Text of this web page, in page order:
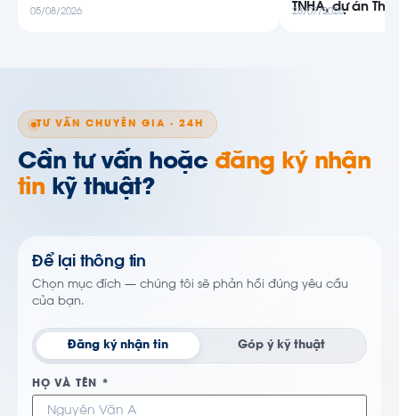
05/08/2026
TNHA, dự án
28/07/2026
TƯ VẤN CHUYÊN GIA · 24H
Cần tư vấn hoặc đăng ký nhận
tin kỹ thuật?
Để lại thông tin
Chọn mục đích — chúng tôi sẽ phản hồi đúng yêu cầu
của bạn.
Đăng ký nhận tin Góp ý kỹ thuật
HỌ VÀ TÊN *